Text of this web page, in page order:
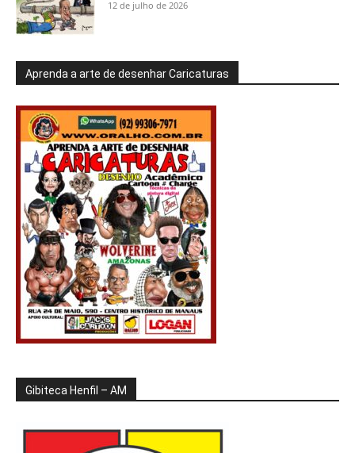
12 de julho de 2026
Aprenda a arte de desenhar Caricaturas
Gibiteca Henfil – AM